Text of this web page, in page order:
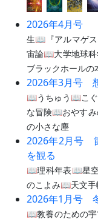
2026年4月号
生📖『アルマゲ
宙論📖大学地球
ブラックホール
2026年3月号
📖うちゅう📖こ
な冒険📖おやす
の小さな塵
2026年2月号
を観る
📖理科年表📖星
のこよみ📖天文手
2026年1月号
📖教養のための